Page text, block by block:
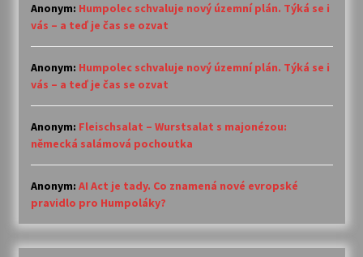
Anonym: Humpolec schvaluje nový územní plán. Týká se i
vás – a teď je čas se ozvat
Anonym: Humpolec schvaluje nový územní plán. Týká se i
vás – a teď je čas se ozvat
Anonym: Fleischsalat – Wurstsalat s majonézou:
německá salámová pochoutka
Anonym: AI Act je tady. Co znamená nové evropské
pravidlo pro Humpoláky?